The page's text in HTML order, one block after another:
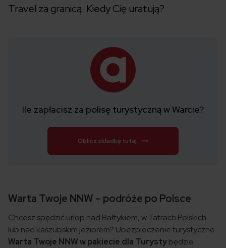
Travel za granicą. Kiedy Cię uratują?
Ile zapłacisz za polisę turystyczną w Warcie?
Oblicz składkę tutaj
Warta Twoje NNW – podróże po Polsce
Chcesz spędzić urlop nad Bałtykiem, w Tatrach Polskich
lub nad kaszubskim jeziorem? Ubezpieczenie turystyczne
Warta Twoje NNW w pakiecie dla Turystybędzie